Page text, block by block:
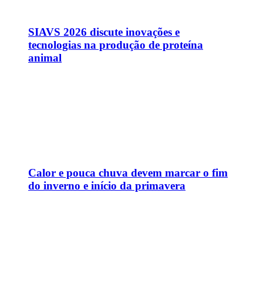
Calor e pouca chuva devem marcar o fim
do inverno e início da primavera